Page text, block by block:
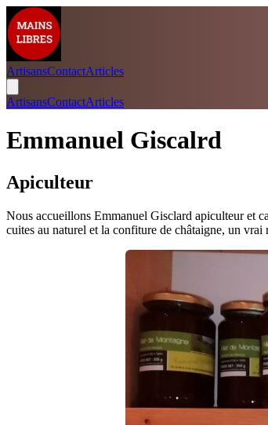
ArtisansContactArticles
ArtisansContactArticles
Emmanuel Giscalrd
Apiculteur
Nous accueillons Emmanuel Gisclard apiculteur et
cuites au naturel et la confiture de châtaigne, un vrai